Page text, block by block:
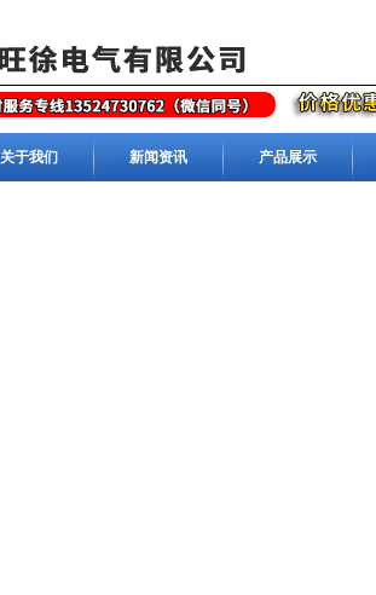
关于我们 新闻资讯 产品展示